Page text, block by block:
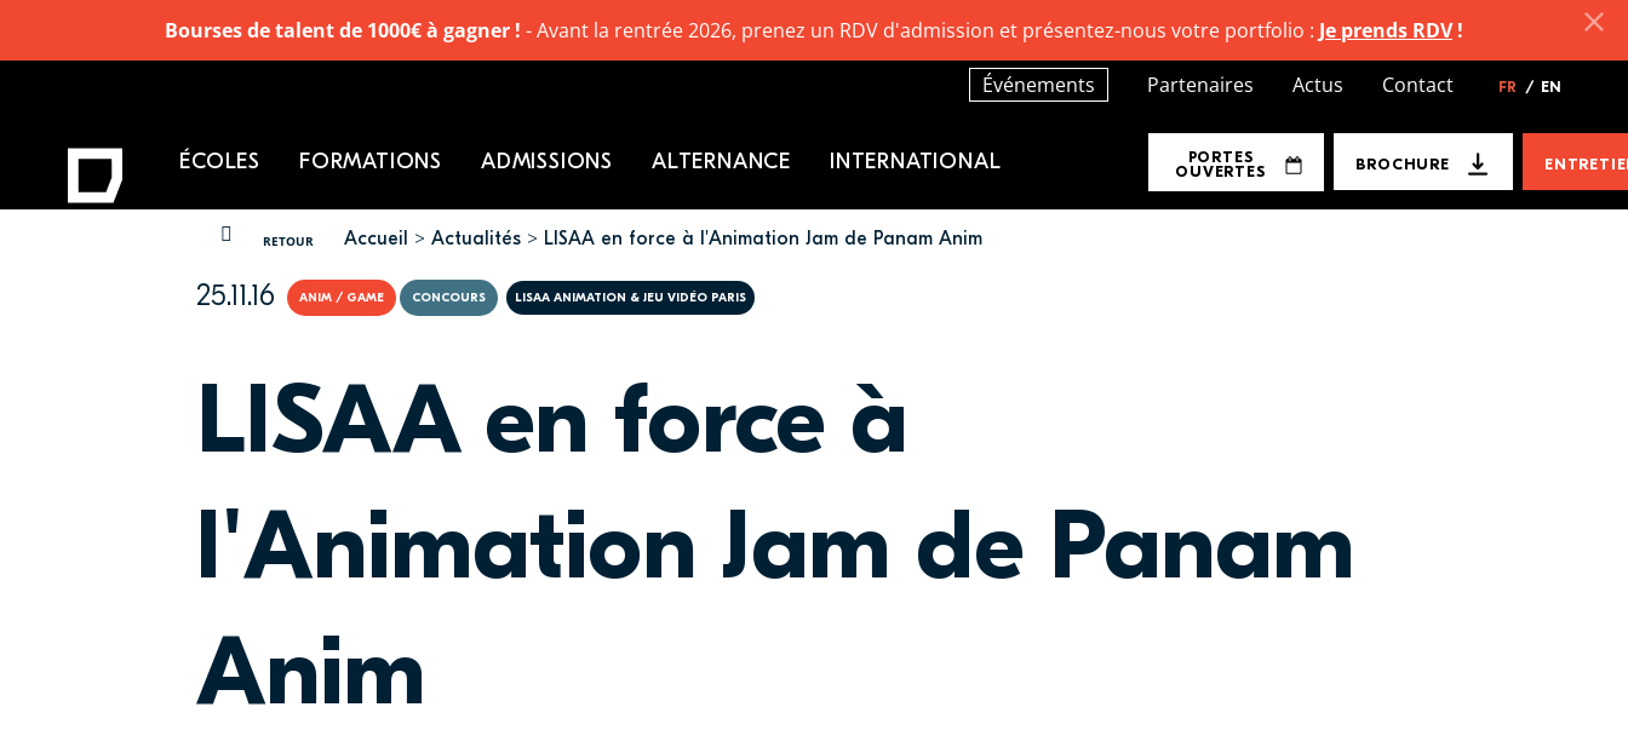
RETOUR
VOUS ÊTES ICI Accueil Actualités LISAA en force à l'Animation Jam de Panam Anim
25.11.16 ANIM / GAME CONCOURS LISAA ANIMATION & JEU VIDÉO PARIS
LISAA en force à
l'Animation Jam de Panam
Anim
Événements Partenaires Actus Contact FR / EN
PORTES
OUVERTES
BROCHURE
ÉCOLES FORMATIONS ADMISSIONS ALTERNANCE INTERNATIONAL
Bourses de talent de 1000€ à gagner ! - Avant la rentrée 2026, prenez un RDV d'admission et présentez-nous votre portfolio : Je prends RDV!